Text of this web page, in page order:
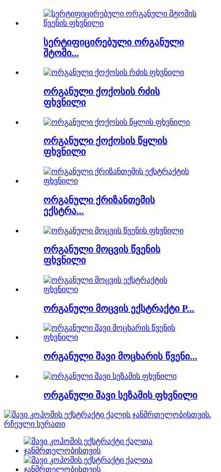
სერტიფიცირებული ორგანული
შტოში...
ორგანული ქოქოსის რძის
ფხვნილი
ორგანული ქოქოსის წყლის
ფხვნილი
ორგანული ქრიზანთემის
ექსტრა...
ორგანული მოცვის წვენის
ფხვნილი
ორგანული მოცვის ექსტრაქტი P...
ორგანული შავი მოცხარის წვენი...
ორგანული შავი სეზამის ფხვნილი